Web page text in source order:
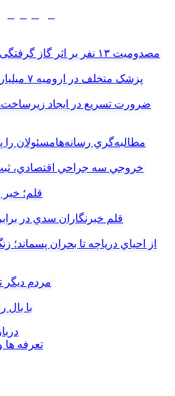
مصدومیت ۱۳ نفر بر اثر گاز گرفتگی سگ در آذربایجان‌غربی
پزشک متخلف در ارومیه ۷ میلیارد ریال جریمه نقدی شد
ضرورت تسريع در ايجاد
مطالبه‌گري رسانه‌هامسئولان
خروجي سه جراحي اقتصادي،
قلم؛
قلم خبرنگاران سدي در
از احياي درياچه تا بحران
مردم ديگر
با
تعرفه ها